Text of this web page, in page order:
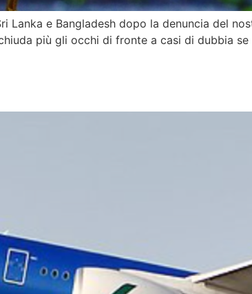
Lanka e Bangladesh dopo la denuncia del
più gli occhi di fronte a casi di dubbia